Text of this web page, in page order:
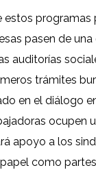
estos programas
pasen de
auditorías
trámites
en el diálogo
ocupen
apoyo a los
como